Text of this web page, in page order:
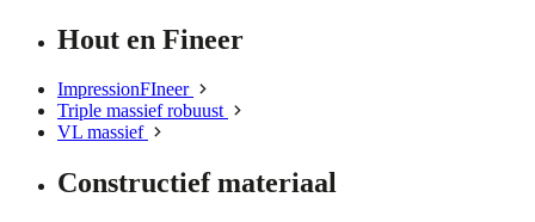
Hout en Fineer
ImpressionFIneer
Triple massief robuust
VL massief
Constructief materiaal